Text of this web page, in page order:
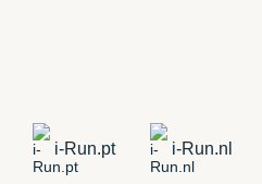
i-Run.pt i-Run.nl